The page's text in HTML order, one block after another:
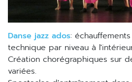
danse jazz ados:
technique par niveau à
Création chorégraphiques sur
variées.